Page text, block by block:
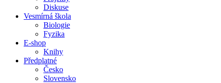
Diskuse
Vesmírná škola
Biologie
Fyzika
E-shop
Knihy
Předplatné
Česko
Slovensko